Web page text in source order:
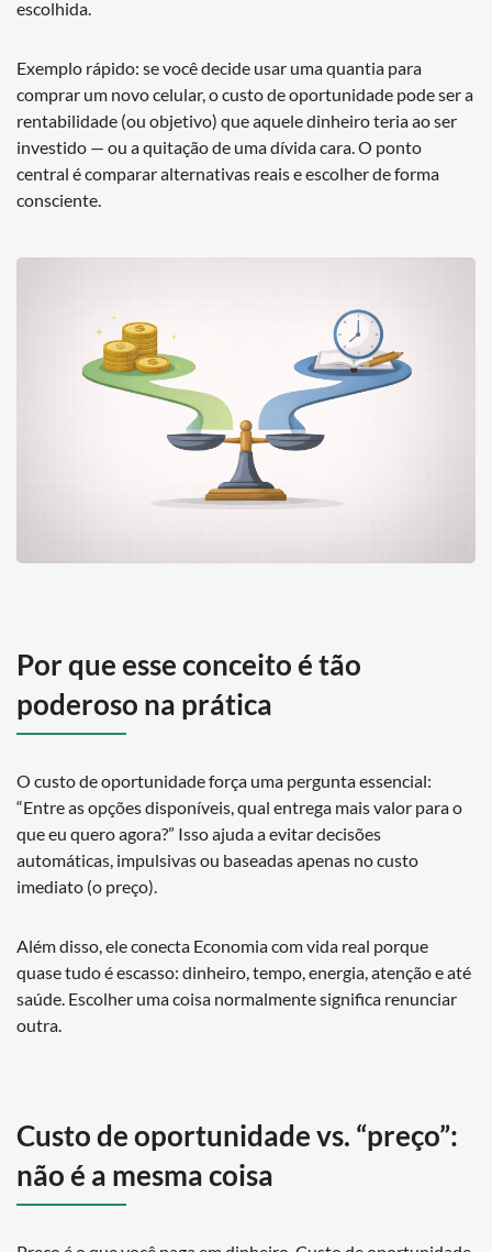
escolhida.
Exemplo rápido: se você decide usar uma quantia para
comprar um novo celular, o custo de oportunidade pode ser a
rentabilidade (ou objetivo) que aquele dinheiro teria ao ser
investido — ou a quitação de uma dívida cara. O ponto
central é comparar alternativas reais e escolher de forma
consciente.
Por que esse conceito é tão
poderoso na prática
O custo de oportunidade força uma pergunta essencial:
“Entre as opções disponíveis, qual entrega mais valor para o
que eu quero agora?” Isso ajuda a evitar decisões
automáticas, impulsivas ou baseadas apenas no custo
imediato (o preço).
Além disso, ele conecta Economia com vida real porque
quase tudo é escasso: dinheiro, tempo, energia, atenção e até
saúde. Escolher uma coisa normalmente significa renunciar
outra.
Custo de oportunidade vs. “preço”:
não é a mesma coisa